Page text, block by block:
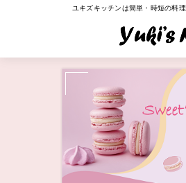
ユキズキッチンは簡単・時短の料